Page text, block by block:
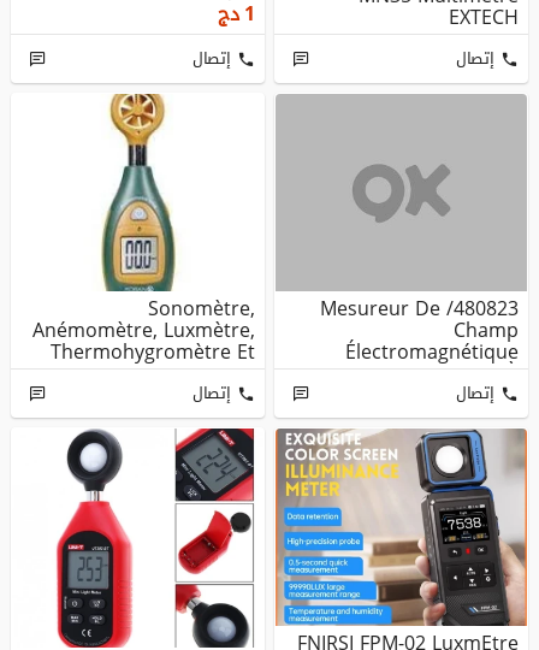
EXTECH
إتصال
1دج
إتصال
480823/ Mesureur De
Champ
Électromagnétique
EMF/ELF Un Axe (30 Hz À
30... إتصال
Sonomètre,
Anémomètre, Luxmètre,
Thermohygromètre Et
Tachymètre
إتصال